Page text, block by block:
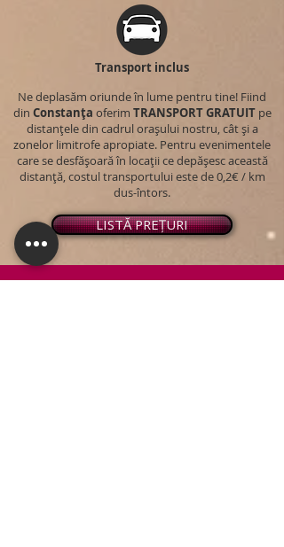
Transport inclus
Ne deplasăm oriunde în lume pentru tine! Fiind
din Constanța oferim TRANSPORTGRATUITpe
distanțele din cadrul orașului nostru, cât și a
zonelor limitrofe apropiate. Pentru evenimentele
care se desfășoară în locații ce depășesc această
distanță, costul transportului este de 0,2€ / km
dus-întors.
LISTĂ PREȚURI